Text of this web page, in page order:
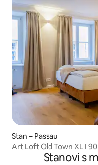
Stan – Passau
Art Loft Old Town XL I
Stanovi s